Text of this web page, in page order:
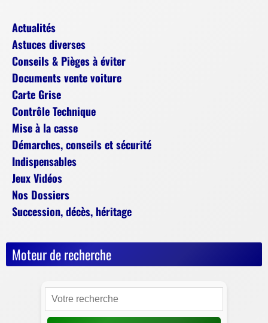
Actualités
Astuces diverses
Conseils & Pièges à éviter
Documents vente voiture
Carte Grise
Contrôle Technique
Mise à la casse
Démarches, conseils et sécurité
Indispensables
Jeux Vidéos
Nos Dossiers
Succession, décès, héritage
Moteur de recherche